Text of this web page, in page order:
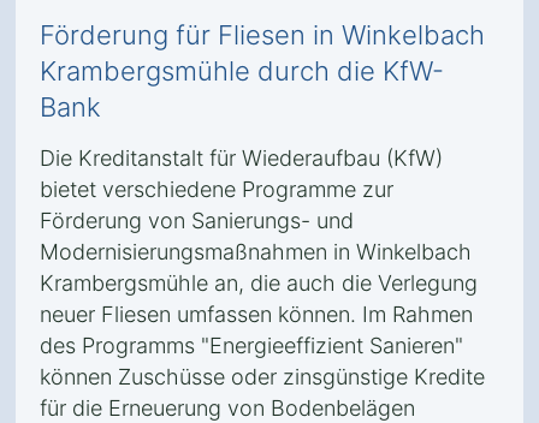
Förderung für Fliesen in Winkelbach
Krambergsmühle durch die KfW-
Bank
Die Kreditanstalt für Wiederaufbau (KfW)
bietet verschiedene Programme zur
Förderung von Sanierungs- und
Modernisierungsmaßnahmen in Winkelbach
Krambergsmühle an, die auch die Verlegung
neuer Fliesen umfassen können. Im Rahmen
des Programms "Energieeffizient Sanieren"
können Zuschüsse oder zinsgünstige Kredite
für die Erneuerung von Bodenbelägen